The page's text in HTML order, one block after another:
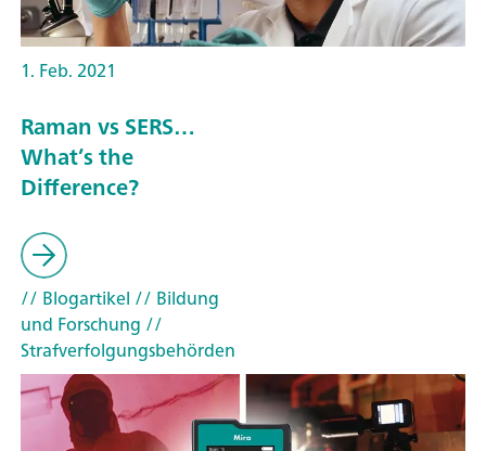
1. Feb. 2021
Raman vs SERS…
What’s the
Difference?
// Blogartikel // Bildung
und Forschung //
Strafverfolgungsbehörden